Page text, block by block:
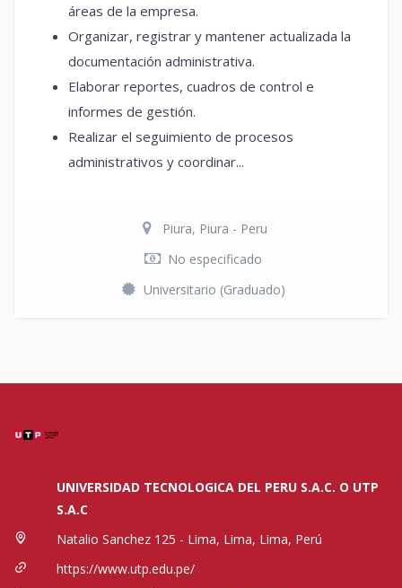
áreas de la empresa.
Organizar, registrar y mantener actualizada la
documentación administrativa.
Elaborar reportes, cuadros de control e
informes de gestión.
Realizar el seguimiento de procesos
administrativos y coordinar...
Piura, Piura - Peru
No especificado
Universitario (Graduado)
UNIVERSIDAD TECNOLOGICA DEL PERU S.A.C. O UTP
S.A.C
Natalio Sanchez 125 - Lima, Lima, Lima, Perú
https://www.utp.edu.pe/